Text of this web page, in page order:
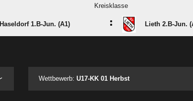
Kreisklasse
Haseldorf 1.B-Jun. (A1) : Lieth 2.B-Jun.
Wettbewerb:U17-KK 01 Herbst